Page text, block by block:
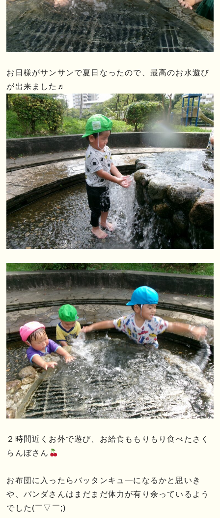
お日様がサンサンで夏日なったので、最高のお水遊び
が出来ました♬
２時間近くお外で遊び、お給食ももりもり食べたさく
らんぼさん
お布団に入ったらバッタンキュ―になるかと思いき
や、パンダさんはまだまだ体力が有り余っているよう
でした(￣▽￣;)